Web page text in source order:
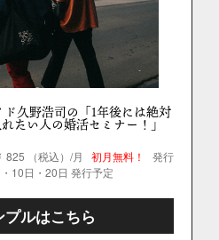
久野浩司の「1年後には絶対
たい人の婚活セミナー！」
825 （税込）/月 初月無料！
発行
10日・20日 発行予定
ルはこちら